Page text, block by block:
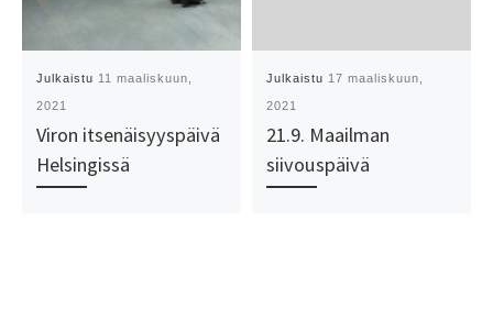
Julkaistu 11 maaliskuun,
2021
Viron itsenäisyyspäivä
Helsingissä
Julkaistu 17 maaliskuun,
2021
21.9. Maailman
siivouspäivä